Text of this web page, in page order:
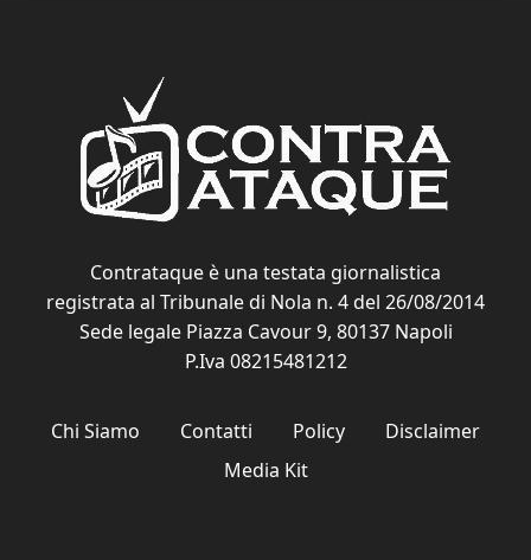
Contrataque è una testata giornalistica
registrata al Tribunale di Nola n. 4 del 26/08/2014
Sede legale Piazza Cavour 9, 80137 Napoli
P.Iva 08215481212
Chi Siamo Contatti Policy
Disclaimer
Media Kit